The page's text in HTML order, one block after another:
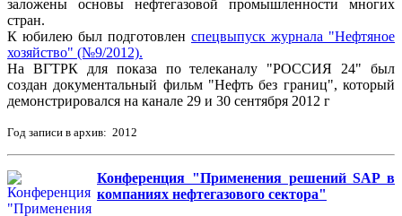
заложены основы нефтегазовой промышленности многих
стран.
К юбилею был подготовлен спецвыпуск журнала "Нефтяное
хозяйство" (№9/2012).
На ВГТРК для показа по телеканалу "РОССИЯ 24" был
создан документальный фильм "Нефть без границ", который
демонстрировался на канале 29 и 30 сентября 2012 г
Год записи в архив: 2012
Конференция "Применения решений SAP в
компаниях нефтегазового сектора"